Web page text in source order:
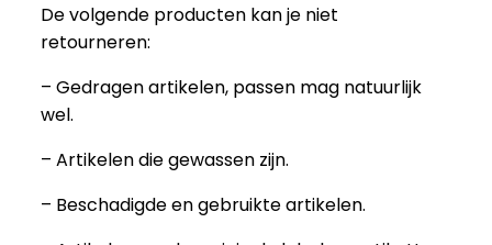
De volgende producten kan je niet
retourneren:
– Gedragen artikelen, passen mag natuurlijk
wel.
– Artikelen die gewassen zijn.
– Beschadigde en gebruikte artikelen.